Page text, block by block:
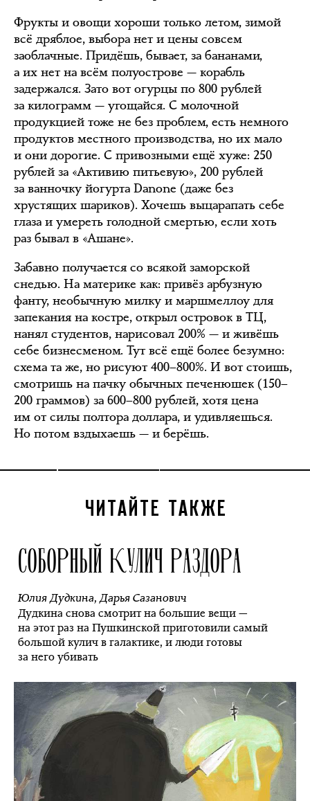
Фрукты и овощи хороши только летом, зимой
всё дряблое, выбора нет и цены совсем
заоблачные. Придёшь, бывает, за бананами,
а их нет на всём полуострове — корабль
задержался. Зато вот огурцы по 800 рублей
за килограмм — угощайся. С молочной
продукцией тоже не без проблем, есть немного
продуктов местного производства, но их мало
и они дорогие. С привозными ещё хуже: 250
рублей за «Активию питьевую», 200 рублей
за ванночку йогурта Danone (даже без
хрустящих шариков). Хочешь выцарапать себе
глаза и умереть голодной смертью, если хоть
раз бывал в «Ашане».
Забавно получается со всякой заморской
снедью. На материке как: привёз арбузную
фанту, необычную милку и маршмеллоу для
запекания на костре, открыл островок в ТЦ,
нанял студентов, нарисовал 200% — и живёшь
себе бизнесменом. Тут всё ещё более безумно:
схема та же, но рисуют 400–800%. И вот стоишь,
смотришь на пачку обычных печенюшек (150–
200 граммов) за 600–800 рублей, хотя цена
им от силы полтора доллара, и удивляешься.
Но потом вздыхаешь — и берёшь.
ЧИТАЙТЕ ТАКЖЕ
СОБОРНЫЙ КУЛИЧ РАЗДОРА
Юлия Дудкина,Дарья Сазанович
Дудкина снова смотрит на большие вещи —
на этот раз на Пушкинской приготовили самый
большой кулич в галактике, и люди готовы
за него убивать